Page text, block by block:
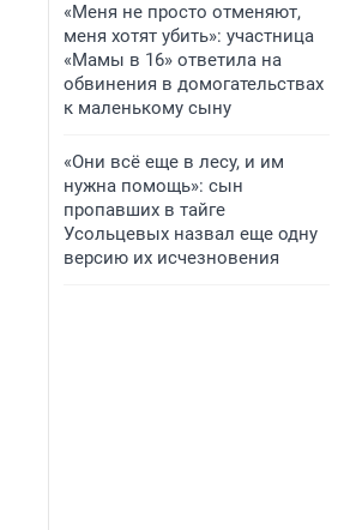
«Меня не просто отменяют,
меня хотят убить»: участница
«Мамы в 16» ответила на
обвинения в домогательствах
к маленькому сыну
«Они всё еще в лесу, и им
нужна помощь»: сын
пропавших в тайге
Усольцевых назвал еще одну
версию их исчезновения